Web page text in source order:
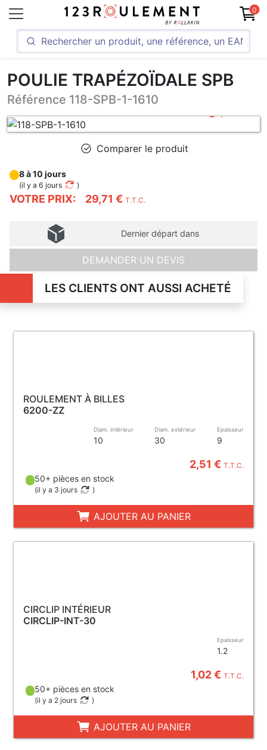
0
POULIE TRAPÉZOÏDALE SPB
Référence 118-SPB-1-1610
Comparer le produit
VOTRE PRIX: 29,71 € T.T.C.
8 à 10 jours
(il y a 6 jours )
Dernier départ dans
DEMANDER UN DEVIS
LES CLIENTS ONT AUSSI ACHETÉ
ROULEMENT À BILLES
6200-ZZ
Diam. intérieur
10
Diam. extérieur
30
Epaisseur
9
2,51 €T.T.C.
50+ pièces en stock
(il y a 3 jours )
AJOUTER AU PANIER
CIRCLIP INTÉRIEUR
CIRCLIP-INT-30
Epaisseur
1.2
1,02 €T.T.C.
50+ pièces en stock
(il y a 2 jours )
AJOUTER AU PANIER